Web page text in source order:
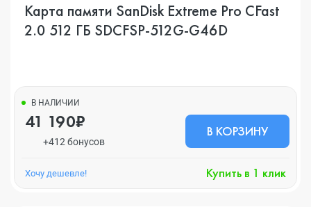
Карта памяти SanDisk Extreme Pro CFast
2.0 512 ГБ SDCFSP-512G-G46D
В НАЛИЧИИ
41 190₽
+412 бонусов
В КОРЗИНУ
Хочу дешевле! Купить в 1 клик